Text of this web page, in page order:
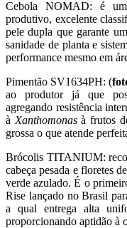
Cebola NOMAD: é
produtivo, excelente
pele dupla que garante
sanidade de planta e
performance mesmo em
Pimentão SV1634PH: (
ao produtor já que
agregando resistência
à Xanthomonasà frutos
grossa o que atende
Brócolis TITANIUM:
cabeça pesada e floretes
verde azulado. É o
Rise lançado no Brasil
a qual entrega alta
proporcionando aptidão à